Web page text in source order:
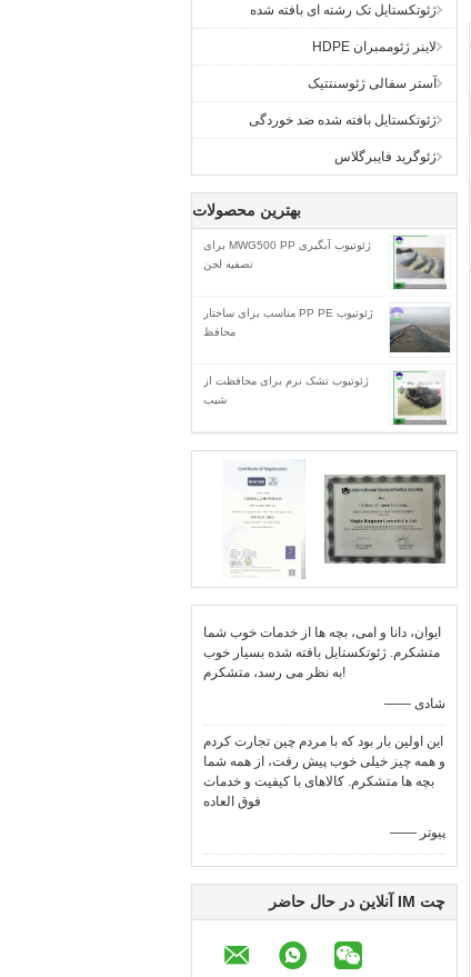
ژئوتکستایل تک رشته ای بافته شده
لاینر ژئوممبران HDPE
آستر سفالی ژئوسنتتیک
ژئوتکستایل بافته شده ضد خوردگی
ژئوگرید فایبرگلاس
بهترین محصولات
ژئوتیوب آبگیری MWG500 PP برای
تصفیه لجن
ژئوتیوب PP PE مناسب برای ساختار
محافظ
ژئوتیوب تشک نرم برای محافظت از
شیب
ایوان، دانا و امی، بچه ها از خدمات خوب شما
متشکرم. ژئوتکستایل بافته شده بسیار خوب
به نظر می رسد، متشکرم!
—— شادی
این اولین بار بود که با مردم چین تجارت کردم
و همه چیز خیلی خوب پیش رفت، از همه شما
بچه ها متشکرم. کالاهای با کیفیت و خدمات
فوق العاده
—— پیوتر
چت IM آنلاین در حال حاضر